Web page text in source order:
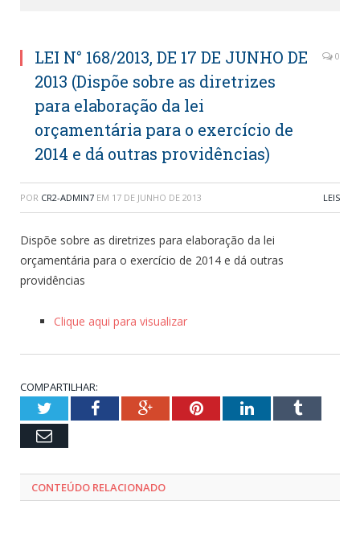
LEI N° 168/2013, DE 17 DE JUNHO DE
2013 (Dispõe sobre as diretrizes
para elaboração da lei
orçamentária para o exercício de
2014 e dá outras providências)
0
POR CR2-ADMIN7 EM 17 DE JUNHO DE 2013 LEIS
Dispõe sobre as diretrizes para elaboração da lei
orçamentária para o exercício de 2014 e dá outras
providências
Clique aqui para visualizar
COMPARTILHAR:
TwitterFacebookGoogle+PinterestLinkedInTumblr
Email
CONTEÚDO RELACIONADO